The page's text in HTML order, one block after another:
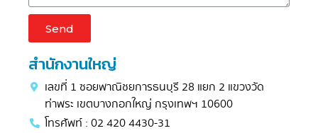
Send
สำนักงานใหญ่
เลขที่ 1 ซอยพาณิชยการธนบุรี 28 แยก 2 แขวงวัด
ท่าพระ เขตบางกอกใหญ่ กรุงเทพฯ 10600
โทรศัพท์ : 02 420 4430-31